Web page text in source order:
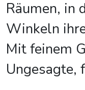
Räumen, in
Winkeln
Mit feinem
Ungesagte,